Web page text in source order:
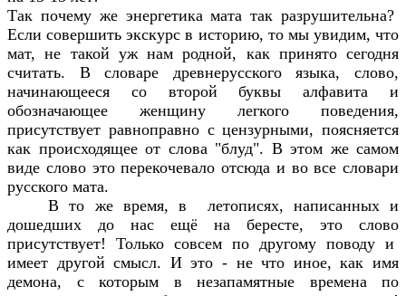
Так почему же энергетика мата так разрушительна?
Если совершить экскурс в историю, то мы увидим, что
мат, не такой уж нам родной, как принято сегодня
считать. В словаре древнерусского языка, слово,
начинающееся со второй буквы алфавита и
обозначающее женщину легкого поведения,
присутствует равноправно с цензурными, поясняется
как происходящее от слова "блуд". В этом же самом
виде слово это перекочевало отсюда и во все словари
русского мата.
В то же время, в летописях, написанных и
дошедших до нас ещё на бересте, это слово
присутствует! Только совсем по другому поводу и
имеет другой смысл. И это - не что иное, как имя
демона, с которым в незапамятные времена по